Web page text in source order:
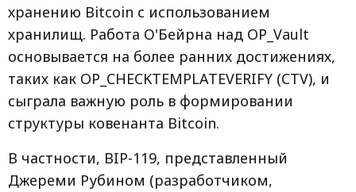
хранению Bitcoin с использованием
хранилищ. Работа О'Бейрна над OP_Vault
основывается на более ранних достижениях,
таких как OP_CHECKTEMPLATEVERIFY (CTV), и
сыграла важную роль в формировании
структуры ковенанта Bitcoin.
В частности, BIP-119, представленный
Джереми Рубином (разработчиком,